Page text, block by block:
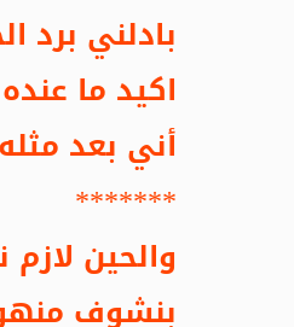
بادلني برد
اكيد ما
أني بعد
*******
والحين
بنشوف